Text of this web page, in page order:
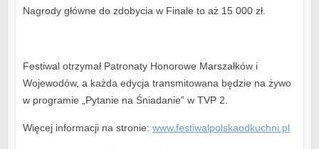
Nagrody główne do zdobycia w Finale to aż 15 000 zł.
Festiwal otrzymał Patronaty Honorowe Marszałków i
Wojewodów, a każda edycja transmitowana będzie na żywo
w programie „Pytanie na Śniadanie” w TVP 2.
Więcej informacji na stronie: www.festiwalpolskaodkuchni.pl